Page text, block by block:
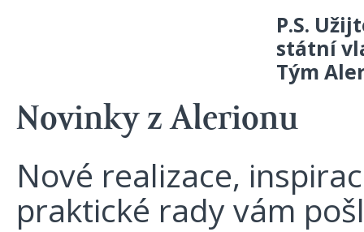
P.S.
státní
Tým
Novinky z Alerionu
Nové realizace,
praktické rady vám